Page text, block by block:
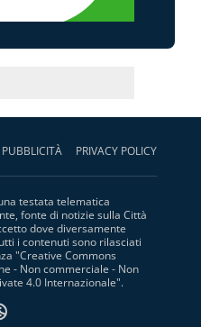
PUBBLICITÀ PRIVACY POLICY
testata telematica
fonte di notizie sulla Città
dove diversamente
i contenuti sono rilasciati
"Creative Commons
- Non commerciale - Non
4.0 Internazionale".